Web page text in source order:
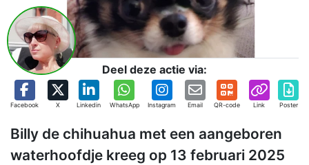
Deel deze actie via:
Facebook X Linkedin WhatsApp Instagram Email QR-code Link Poster
Billy de chihuahua met een aangeboren
waterhoofdje kreeg op 13 februari 2025